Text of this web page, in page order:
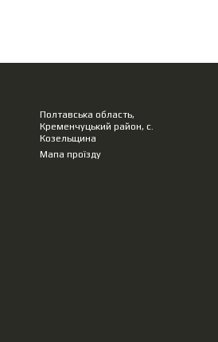
Полтавська область,
Кременчуцький район, с.
Козельщина
Мапа проїзду